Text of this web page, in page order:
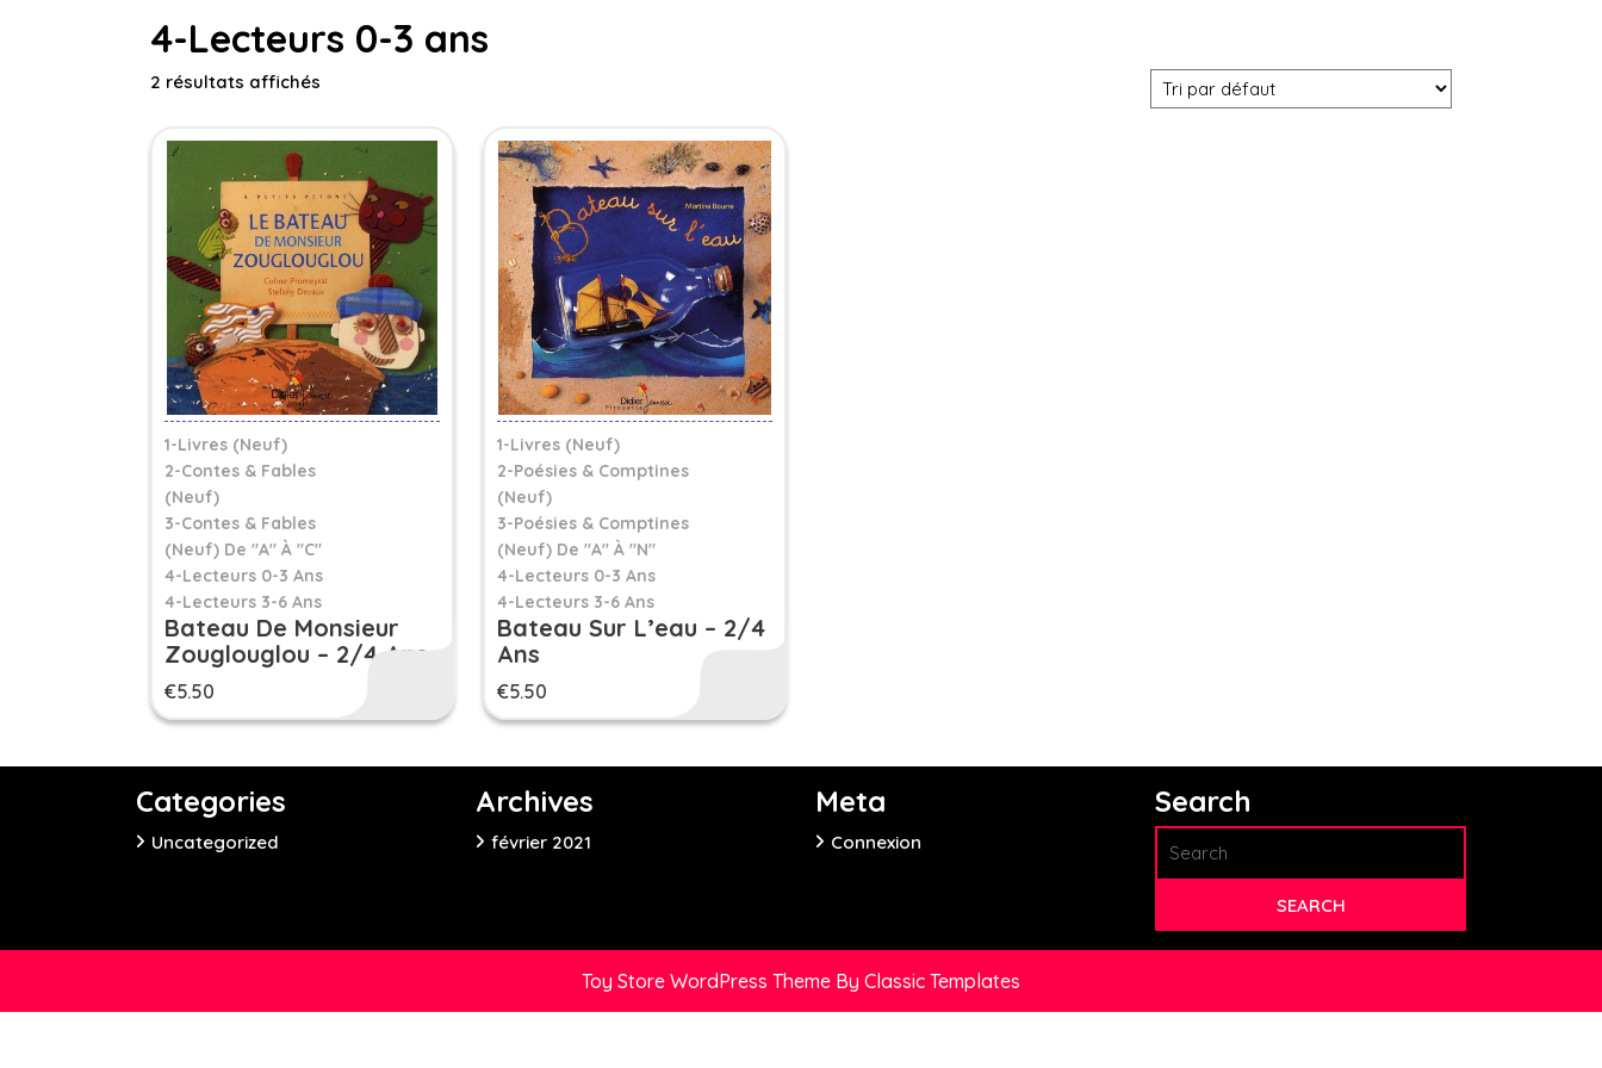
4-Lecteurs 0-3 ans
2 résultats affichés
1-Livres (Neuf)
2-Contes & Fables
(Neuf)
3-Contes & Fables
(neuf) De "A" À "C"
4-Lecteurs 0-3 Ans
4-Lecteurs 3-6 Ans
Bateau De Monsieur
Zouglouglou – 2/4 Ans
€5.50
1-Livres (Neuf)
2-Poésies & Comptines
(Neuf)
3-Poésies & Comptines
(neuf) De "A" À "N"
4-Lecteurs 0-3 Ans
4-Lecteurs 3-6 Ans
Bateau Sur L’eau – 2/4
Ans
€5.50
Categories
Uncategorized
Archives
février 2021
Meta
Connexion
Search
Toy Store WordPress Theme By Classic Templates